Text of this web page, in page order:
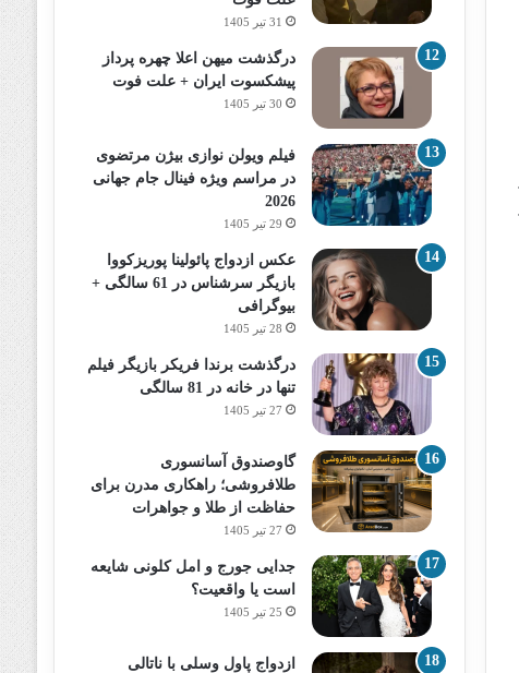
31 تیر 1405
درگذشت میهن اعلا چهره پرداز
پیشکسوت ایران + علت فوت
30 تیر 1405
فیلم ویولن نوازی بیژن مرتضوی
در مراسم ویژه فینال جام جهانی
2026
29 تیر 1405
عکس ازدواج پائولینا پوریزکووا
بازیگر سرشناس در 61 سالگی +
بیوگرافی
28 تیر 1405
درگذشت برندا فریکر بازیگر فیلم
تنها در خانه در 81 سالگی
27 تیر 1405
گاوصندوق آسانسوری
طلافروشی؛ راهکاری مدرن برای
حفاظت از طلا و جواهرات
27 تیر 1405
جدایی جورج و امل کلونی شایعه
است یا واقعیت؟
25 تیر 1405
ازدواج پاول وسلی با ناتالی